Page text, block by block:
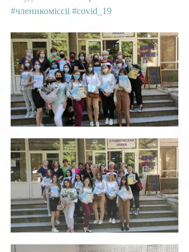
#членикоміссіі #covid_19